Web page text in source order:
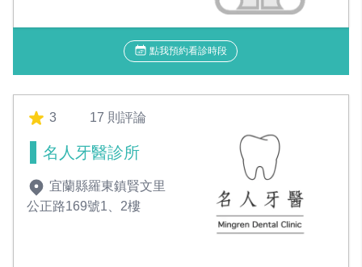
點我預約看診時段
3 17 則評論
名人牙醫診所
宜蘭縣羅東鎮賢文里
公正路169號1、2樓